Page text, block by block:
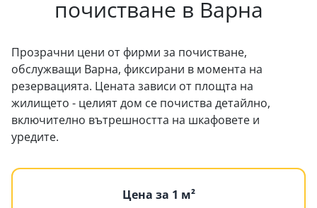
почистване в Варна
Прозрачни цени от фирми за почистване,
обслужващи Варна, фиксирани в момента на
резервацията. Цената зависи от площта на
жилището - целият дом се почиства детайлно,
включително вътрешността на шкафовете и
уредите.
Цена за 1 м²